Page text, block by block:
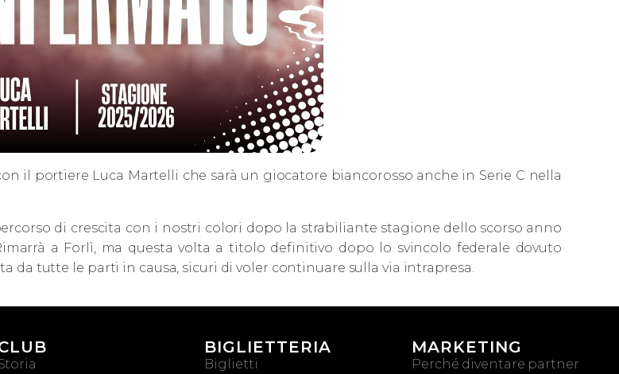
il portiere Luca Martelli che sarà un giocatore biancorosso anche in Serie C nella
di crescita con i nostri colori dopo la strabiliante stagione dello scorso anno
a Forlì, ma questa volta a titolo definitivo dopo lo svincolo federale dovuto
da tutte le parti in causa, sicuri di voler continuare sulla via intrapresa.
BIGLIETTERIA
Biglietti
MARKETING
Perché diventare partner